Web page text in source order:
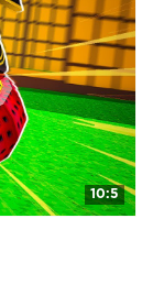
10:5